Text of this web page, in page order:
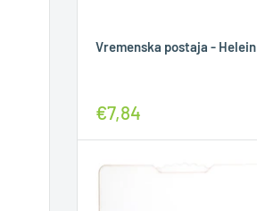
Vremenska postaja - Helein
€7,84